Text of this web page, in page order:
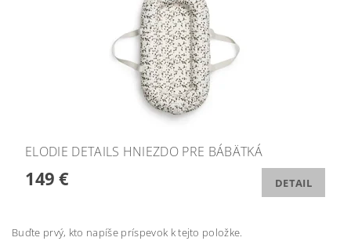
ELODIE DETAILS HNIEZDO PRE BÁBÄTKÁ
149 € DETAIL
Buďte prvý, kto napíše príspevok k tejto položke.